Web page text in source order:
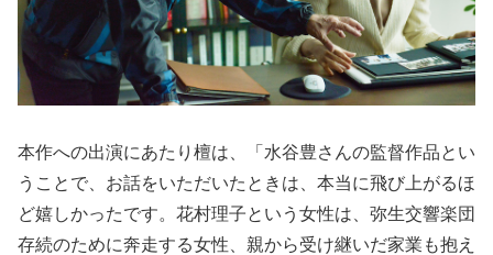
本作への出演にあたり檀は、「水谷豊さんの監督作品とい
うことで、お話をいただいたときは、本当に飛び上がるほ
ど嬉しかったです。花村理子という女性は、弥生交響楽団
存続のために奔走する女性、親から受け継いだ家業も抱え